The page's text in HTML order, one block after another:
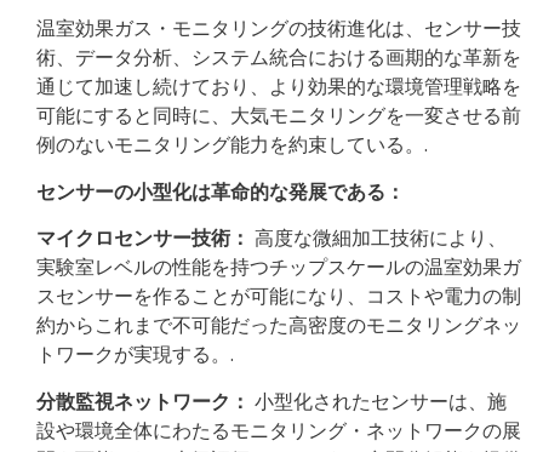
温室効果ガス・モニタリングの技術進化は、センサー技
術、データ分析、システム統合における画期的な革新を
通じて加速し続けており、より効果的な環境管理戦略を
可能にすると同時に、大気モニタリングを一変させる前
例のないモニタリング能力を約束している。.
センサーの小型化は革命的な発展である：
マイクロセンサー技術： 高度な微細加工技術により、
実験室レベルの性能を持つチップスケールの温室効果ガ
スセンサーを作ることが可能になり、コストや電力の制
約からこれまで不可能だった高密度のモニタリングネッ
トワークが実現する。.
分散監視ネットワーク： 小型化されたセンサーは、施
設や環境全体にわたるモニタリング・ネットワークの展